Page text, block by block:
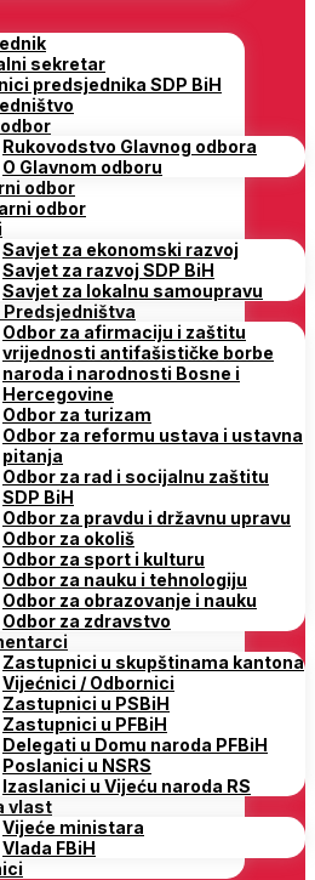
sekretar
predsjednika SDP BiH
Rukovodstvo Glavnog odbora
O Glavnom odboru
odbor
odbor
Savjet za ekonomski razvoj
Savjet za razvoj SDP BiH
Savjet za lokalnu samoupravu
Predsjedništva
Odbor za afirmaciju i zaštitu
vrijednosti antifašističke borbe
naroda i narodnosti Bosne i
Hercegovine
Odbor za turizam
Odbor za reformu ustava i ustavna
pitanja
Odbor za rad i socijalnu zaštitu
SDP BiH
Odbor za pravdu i državnu upravu
Odbor za okoliš
Odbor za sport i kulturu
Odbor za nauku i tehnologiju
Odbor za obrazovanje i nauku
Odbor za zdravstvo
Zastupnici u skupštinama kantona
Vijećnici / Odbornici
Zastupnici u PSBiH
Zastupnici u PFBiH
Delegati u Domu naroda PFBiH
Poslanici u NSRS
Izaslanici u Vijeću naroda RS
vlast
Vijeće ministara
Vlada FBiH